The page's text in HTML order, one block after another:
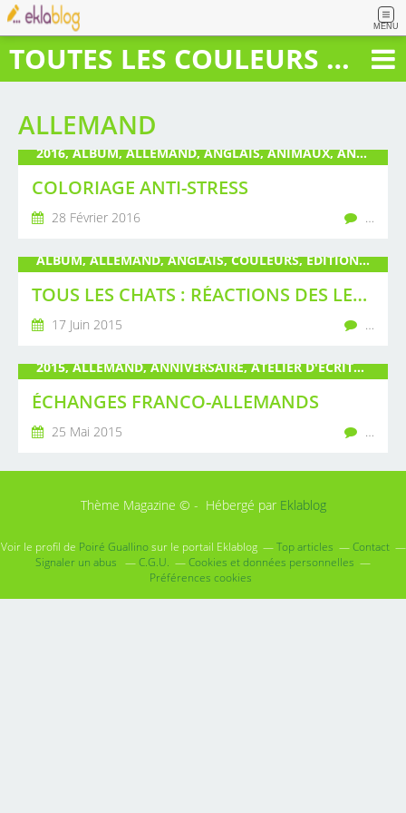
MENU
TOUTES LES COULEURS DU BONHEUR
ALLEMAND
2016, ALBUM, ALLEMAND, ANGLAIS, ANIMAUX, ANTI-STRESS, COLORIAGE, ÉDITIONS CARMINA, ESPAGNOL, FRANÇAIS, GUALLINO, LIVRE, MANDALA, POIRÉ, PUBLICATION
COLORIAGE ANTI-STRESS
28 Février 2016 …
ALBUM, ALLEMAND, ANGLAIS, COULEURS, ÉDITION, ÉDITIONS CARMINA, ESPAGNOL, GUALLINO, JEUNESSE, LIVRE, LIVRE D'ART, POIRÉ, RÉÉDITION, TOUS LES CHATS
TOUS LES CHATS : RÉACTIONS DES LECTEURS
17 Juin 2015 …
2015, ALLEMAND, ANNIVERSAIRE, ATELIER D'ÉCRITURE, BILINGUE, COLLÈGE, ÉVÉNEMENT, FÊTE, GUALLINO, JEUNESSE, JUMELAGE, LIVRE, POIRÉ, SCULPTURE, TOILE
ÉCHANGES FRANCO-ALLEMANDS
25 Mai 2015 …
Thème Magazine © - Hébergé par Eklablog
Voir le profil de Poiré Guallinosur le portail Eklablog Top articles
Contact
Signaler un abus
C.G.U.
Cookies et données personnelles
Préférences cookies